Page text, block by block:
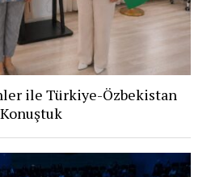
ile Türkiye-Özbekistan